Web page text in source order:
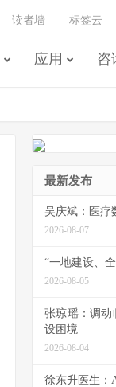
应用 咨
读者墙 标签云
最新发布
吴庆斌：医疗
2026-08-07
“一地建设、
2026-08-05
张琼瑶：调动
设困境
2026-08-04
徐东升医生：